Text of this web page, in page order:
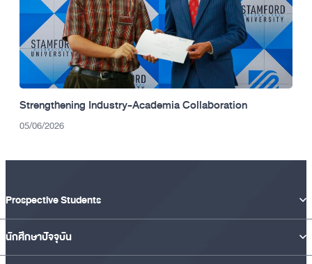
Strengthening Industry-Academia Collaboration
05/06/2026
Prospective Students
นักศึกษาปัจจุบัน